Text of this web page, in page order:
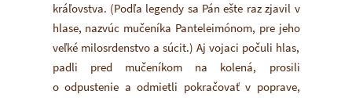
kráľovstva. (Podľa legendy sa Pán ešte raz zjavil v
hlase, nazvúc mučeníka Panteleimónom, pre jeho
veľké milosrdenstvo a súcit.) Aj vojaci počuli hlas,
padli pred mučeníkom na kolená, prosili
o odpustenie a odmietli pokračovať v poprave,